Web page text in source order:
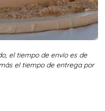
el tiempo de envío es de
el tiempo de entrega por